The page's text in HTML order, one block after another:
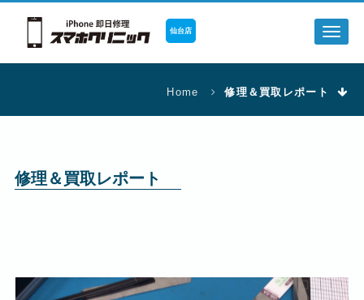
Toggle
仙台店
Home 修理＆買取レポート
修理＆買取レポート